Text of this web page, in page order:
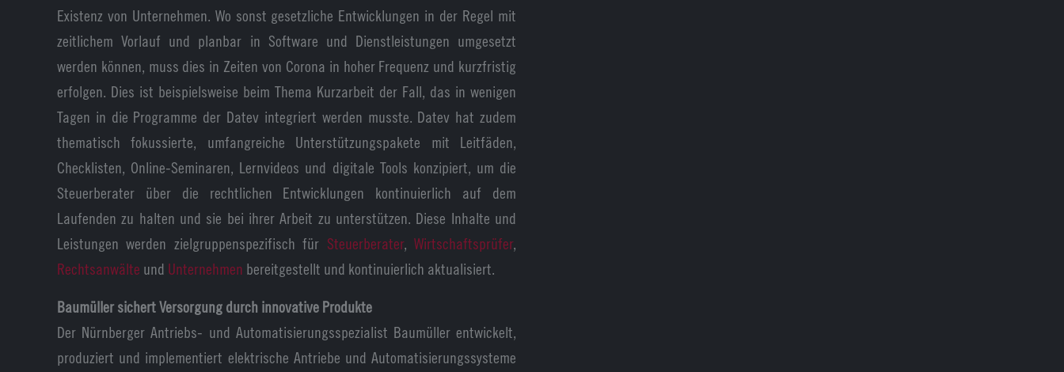
Existenz von Unternehmen. Wo sonst gesetzliche Entwicklungen in der Regel mit
zeitlichem Vorlauf und planbar in Software und Dienstleistungen umgesetzt
werden können, muss dies in Zeiten von Corona in hoher Frequenz und kurzfristig
erfolgen. Dies ist beispielsweise beim Thema Kurzarbeit der Fall, das in wenigen
Tagen in die Programme der Datev integriert werden musste. Datev hat zudem
thematisch fokussierte, umfangreiche Unterstützungspakete mit Leitfäden,
Checklisten, Online-Seminaren, Lernvideos und digitale Tools konzipiert, um die
Steuerberater über die rechtlichen Entwicklungen kontinuierlich auf dem
Laufenden zu halten und sie bei ihrer Arbeit zu unterstützen. Diese Inhalte und
Leistungen werden zielgruppenspezifisch für Steuerberater,Wirtschaftsprüfer,
Rechtsanwälte und Unternehmen bereitgestellt und kontinuierlich aktualisiert.
Baumüller sichert Versorgung durch innovative Produkte
Der Nürnberger Antriebs- und Automatisierungsspezialist Baumüller entwickelt,
produziert und implementiert elektrische Antriebe und Automatisierungssysteme